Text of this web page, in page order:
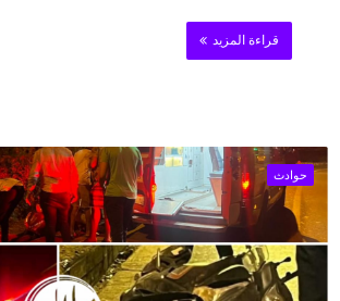
قراءة المزيد
حوادث